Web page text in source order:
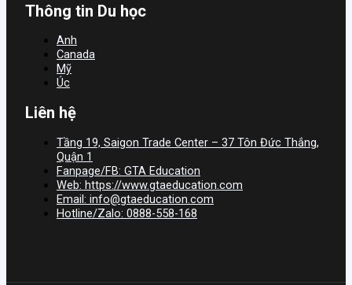
Thông tin Du học
Anh
Canada
Mỹ
Úc
Liên hệ
Tầng 19, Saigon Trade Center – 37 Tôn Đức Thắng,
Quận 1
Fanpage/FB: GTA Education
Web: https://www.gtaeducation.com
Email: info@gtaeducation.com
Hotline/Zalo: 0888-558-168